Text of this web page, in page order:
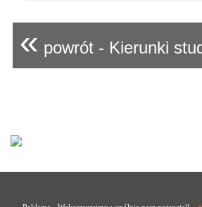
« powrót - Kierunki